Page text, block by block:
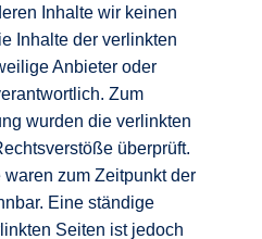
Inhalte wir keinen
Inhalte der verlinkten
Anbieter oder
Zum
wurden die verlinkten
überprüft.
zum Zeitpunkt der
Eine ständige
Seiten ist jedoch